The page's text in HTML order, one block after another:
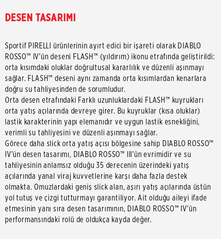
DESEN TASARIMI
Sportif PIRELLI ürünlerinin ayırt edici bir işareti olarak DIABLO
ROSSO™ IV'ün deseni FLASH™ (yıldırım) ikonu etrafında geliştirildi:
orta kısımdaki oluklar doğrultusal kararlılık ve düzenli aşınmayı
sağlar. FLASH™ deseni aynı zamanda orta kısımlardan kenarlara
doğru su tahliyesinden de sorumludur.
Orta desen etrafındaki Farklı uzunluklardaki FLASH™ kuyrukları
orta yatış açılarında devreye girer. Bu kuyruklar (kısa oluklar)
lastik karakterinin yapı elemanıdır ve uygun lastik esnekliğini,
verimli su tahliyesini ve düzenli aşınmayı sağlar.
Görece daha slick orta yatış açısı bölgesine sahip DIABLO ROSSO™
IV'ün desen tasarımı, DIABLO ROSSO™ III'ün evrimidir ve su
tahliyesinin anlamsız olduğu 35 derecenin üzerindeki yatış
açılarında yanal viraj kuvvetlerine karşı daha fazla destek
olmakta. Omuzlardaki geniş slick alan, aşırı yatış açılarında üstün
yol tutuş ve çizgi tutturmayı garantiliyor. Ait olduğu aileyi ifade
etmesinin yanı sıra desen tasarımının, DIABLO ROSSO™ IV'ün
performansındaki rolü de oldukça kayda değer.